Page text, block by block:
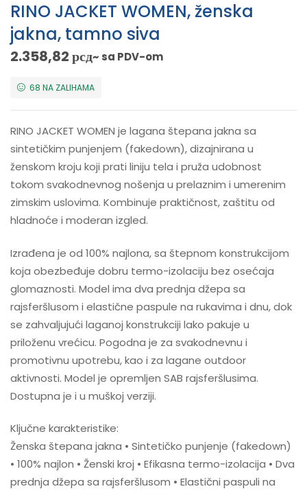
RINO JACKET WOMEN, ženska
jakna, tamno siva
2.358,82рсд~ sa PDV-om
68 NA ZALIHAMA
RINO JACKET WOMEN je lagana štepana jakna sa
sintetičkim punjenjem (fakedown), dizajnirana u
ženskom kroju koji prati liniju tela i pruža udobnost
tokom svakodnevnog nošenja u prelaznim i umerenim
zimskim uslovima. Kombinuje praktičnost, zaštitu od
hladnoće i moderan izgled.
Izrađena je od 100% najlona, sa štepnom konstrukcijom
koja obezbeđuje dobru termo-izolaciju bez osećaja
glomaznosti. Model ima dva prednja džepa sa
rajsferšlusom i elastične paspule na rukavima i dnu, dok
se zahvaljujući laganoj konstrukciji lako pakuje u
priloženu vrećicu. Pogodna je za svakodnevnu i
promotivnu upotrebu, kao i za lagane outdoor
aktivnosti. Model je opremljen SAB rajsferšlusima.
Dostupna je i u muškoj verziji.
Ključne karakteristike:
Ženska štepana jakna • Sintetičko punjenje (fakedown)
• 100% najlon • Ženski kroj • Efikasna termo-izolacija • Dva
prednja džepa sa rajsferšlusom • Elastični paspuli na